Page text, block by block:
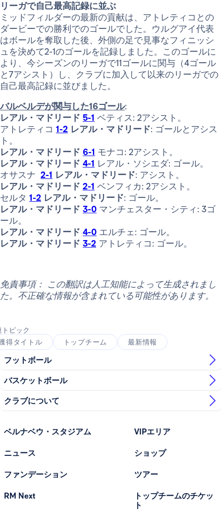
リーガで自己最高記録に並ぶ
ミッドフィルダーの最新の貢献は、アトレティコとの
ダービーでの勝利でのゴールでした。ウルグアイ代表
はボールを奪取した後、外側の足で見事なフィニッシ
ュを決めて2-1のゴールを記録しました。このゴールに
より、今シーズンのリーガで11ゴールに関与（4ゴール
と7アシスト）し、クラブに加入して以来のリーガでの
自己最高記録に並びました。
バルベルデが関与した16ゴール:
レアル・マドリード 5-1 ベティス: 2アシスト。
アトレティコ 1-2 レアル・マドリード: ゴールとアシス
ト。
レアル・マドリード 6-1 モナコ: 2アシスト。
レアル・マドリード 4-1 レアル・ソシエダ: ゴール。
オサスナ 2-1 レアル・マドリード: アシスト。
レアル・マドリード 2-1 ベンフィカ: 2アシスト。
セルタ 1-2 レアル・マドリード: ゴール。
レアル・マドリード 3-0 マンチェスター・シティ: 3ゴ
ール。
レアル・マドリード 4-0 エルチェ: ゴール。
レアル・マドリード 3-2 アトレティコ: ゴール。
免責事項： この翻訳は人工知能によって生成されまし
た。不正確な情報が含まれている可能性があります。
トピック
得タイトル
トップチーム 最新情報
フットボール
バスケットボール
クラブについて
ベルナベウ・スタジアム
ニュース
ファンデーション
RM Next
VIPエリア
ショップ
ツアー
トップチームのチケッ
ト